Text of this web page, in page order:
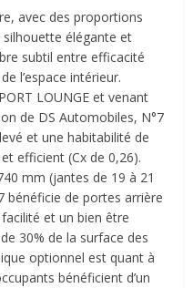
avec des proportions
élégante et
subtil entre efficacité
l’espace intérieur.
LOUNGE et venant
de DS Automobiles, N°7
et une habitabilité de
efficient (Cx de 0,26).
mm (jantes de 19 à 21
bénéficie de portes arrière
et un bien être
30% de la surface des
optionnel est quant à
bénéficient d’un